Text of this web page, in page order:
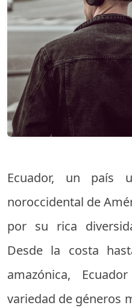
Ecuador, un país
noroccidental de
por su rica
Desde la costa
amazónica,
variedad de géneros